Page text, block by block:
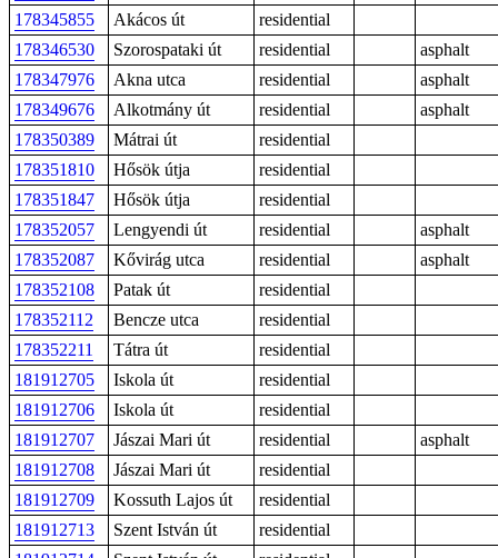
178345855
Akácos út
residential
178346530
Szorospataki út residential
asphalt
178347976
Akna utca residential
asphalt
178349676
Alkotmány út residential
asphalt
178350389
Mátrai út
residential
178351810
Hősök útja
residential
178351847
Hősök útja
residential
178352057
Lengyendi út residential
asphalt
178352087
Kővirág utca residential
asphalt
178352108
Patak út
residential
178352112
Bencze utca
residential
178352211
Tátra út
residential
181912705
Iskola út
residential
181912706
Iskola út
residential
181912707
Jászai Mari út residential
asphalt
181912708
Jászai Mari út
residential
181912709
Kossuth Lajos út
residential
181912713
Szent István út
residential